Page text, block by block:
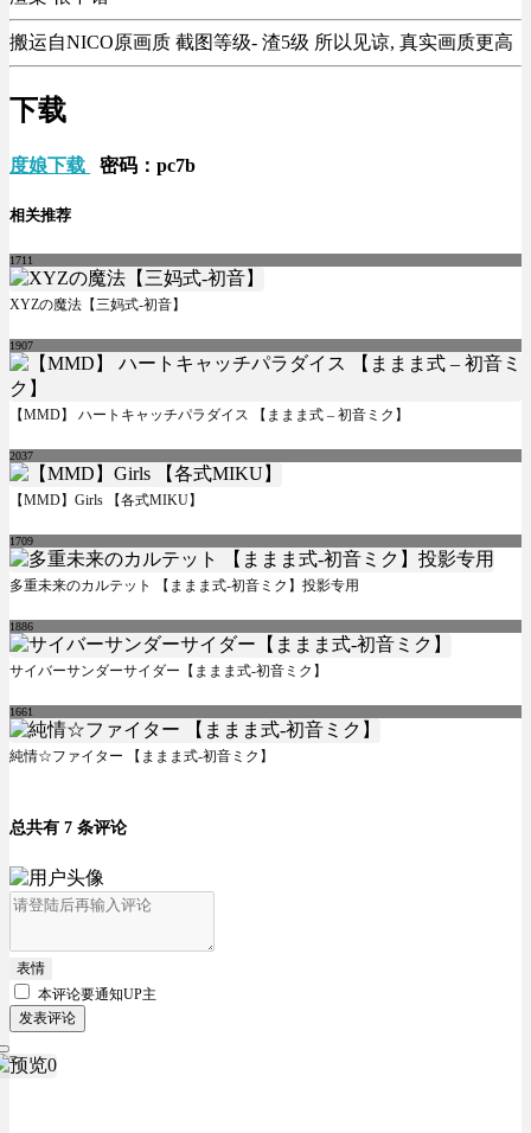
搬运自NICO原画质 截图等级- 渣5级 所以见谅, 真实画质更高
下载
度娘下载 密码：pc7b
相关推荐
1711
XYZの魔法【三妈式-初音】
1907
【MMD】 ハートキャッチパラダイス 【ままま式 – 初音ミク】
2037
【MMD】Girls 【各式MIKU】
1709
多重未来のカルテット 【ままま式-初音ミク】投影专用
1886
サイバーサンダーサイダー【ままま式-初音ミク】
1661
純情☆ファイター 【ままま式-初音ミク】
总共有 7 条评论
表情
本评论要通知UP主
发表评论